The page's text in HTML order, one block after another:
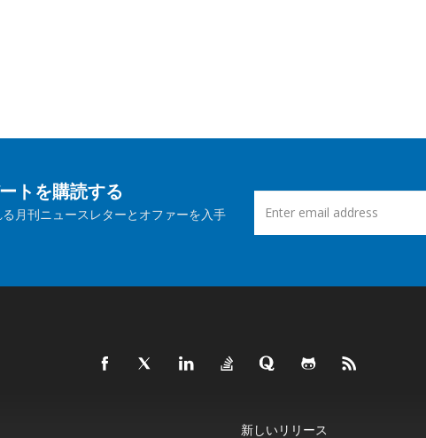
トを購読する
月刊ニュースレターとオファーを入手
新しいリリース